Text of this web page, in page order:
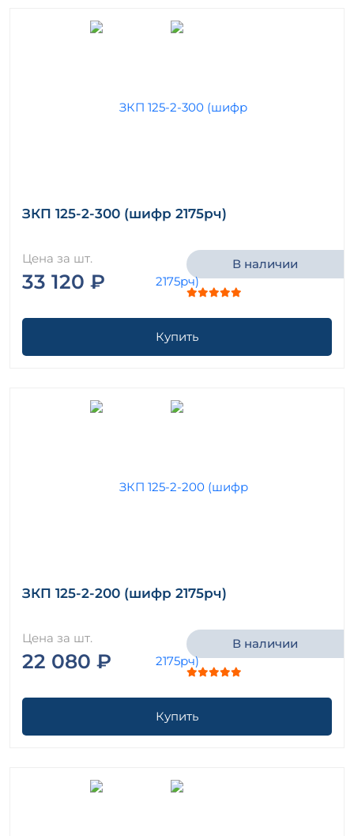
ЗКП 125-2-300 (шифр 2175рч)
Цена за шт.
33 120 ₽
В наличии
Купить
ЗКП 125-2-200 (шифр 2175рч)
Цена за шт.
22 080 ₽
В наличии
Купить